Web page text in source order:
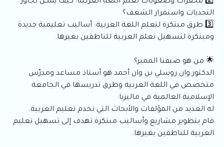
التحديات واستمرار الشغف؟
3️⃣ طرق مبتكرة لتعلم اللغة العربية: أساليب تعليمية جديدة
ومبتكرة لتسهيل تعلم العربية للناطقين بغيرها.
🌟 من هو ضيفنا المميز؟
الدكتور وان روسلي بن وان أحمد هو أستاذ مساعد ومدرّس
متخصص في اللغة العربية وطرق تدريسها في الجامعة
الإسلامية العالمية في ماليزيا.
له العديد من المؤلفات والأبحاث التي تخدم تعليم العربية.
قام بتطوير مشاريع وأساليب مبتكرة تهدف إلى تسهيل تعليم
العربية للناطقين بغيرها.